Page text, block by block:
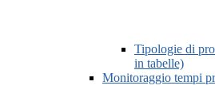
Tipologie di
in tabelle)
Monitoraggio tempi